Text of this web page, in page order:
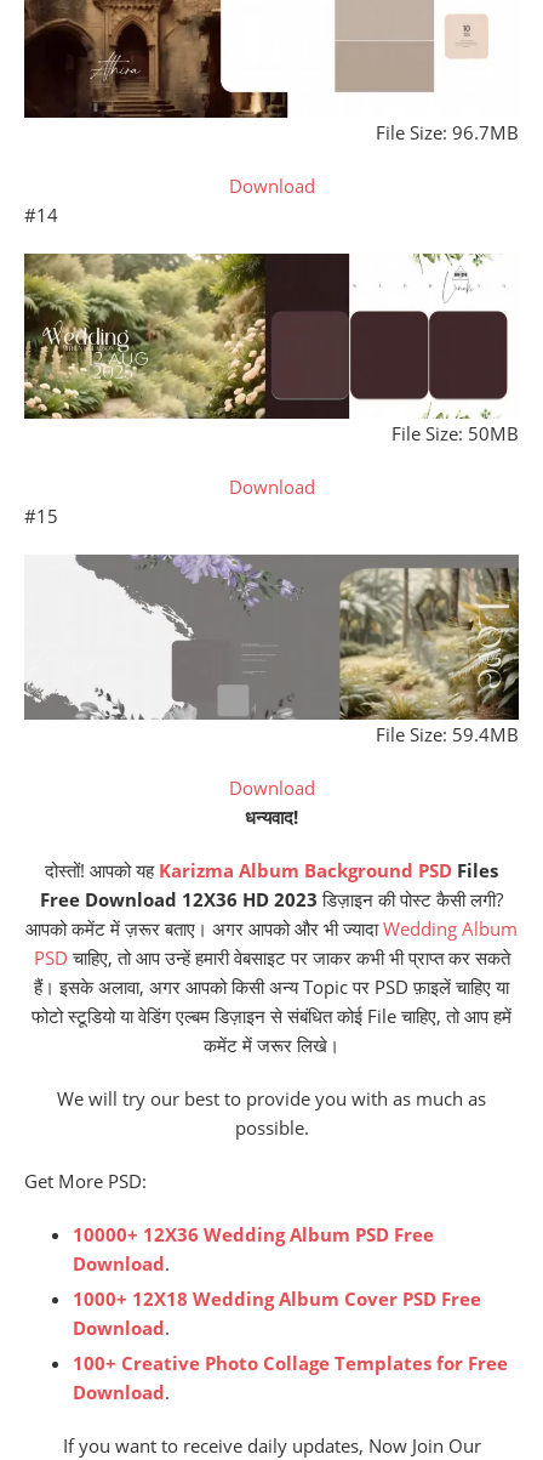
File Size: 96.7MB
Download
#14
File Size: 50MB
Download
#15
File Size: 59.4MB
Download
धन्यवाद!
दोस्तों! आपको यह Karizma Album Background PSD Files
Free Download 12X36 HD 2023 डिज़ाइन की पोस्ट कैसी लगी?
आपको कमेंट में ज़रूर बताए। अगर आपको और भी ज्यादाWedding Album
PSD चाहिए, तो आप उन्हें हमारी वेबसाइट पर जाकर कभी भी प्राप्त कर सकते
हैं। इसके अलावा, अगर आपको किसी अन्य Topic पर PSD फ़ाइलें चाहिए या
फोटो स्टूडियो या वेडिंग एल्बम डिज़ाइन से संबंधित कोई File चाहिए, तो आप हमें
कमेंट में जरूर लिखे।
We will try our best to provide you with as much as
possible.
Get More PSD:
10000+ 12X36 Wedding Album PSD Free
Download.
1000+ 12X18 Wedding Album Cover PSD Free
Download.
100+ Creative Photo Collage Templates for Free
Download.
If you want to receive daily updates, Now Join Our